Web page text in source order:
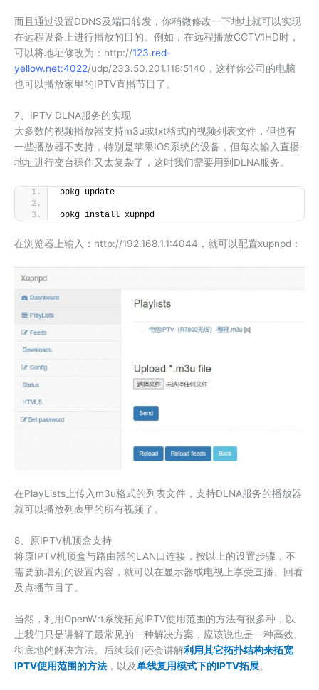
而且通过设置DDNS及端口转发，你稍微修改一下地址就可以实现
在远程设备上进行播放的目的。例如，在远程播放CCTV1HD时，
可以将地址修改为：http://123.red-
yellow.net:4022/udp/233.50.201.118:5140，这样你公司的电脑
也可以播放家里的IPTV直播节目了。
7、IPTV DLNA服务的实现
大多数的视频播放器支持m3u或txt格式的视频列表文件，但也有
一些播放器不支持，特别是苹果IOS系统的设备，但每次输入直播
地址进行变台操作又太复杂了，这时我们需要用到DLNA服务。
opkg update
opkg install xupnpd
在浏览器上输入：http://192.168.1.1:4044，就可以配置xupnpd：
在PlayLists上传入m3u格式的列表文件，支持DLNA服务的播放器
就可以播放列表里的所有视频了。
8、原IPTV机顶盒支持
将原IPTV机顶盒与路由器的LAN口连接，按以上的设置步骤，不
需要新增别的设置内容，就可以在显示器或电视上享受直播、回看
及点播节目了。
当然，利用OpenWrt系统拓宽IPTV使用范围的方法有很多种，以
上我们只是讲解了最常见的一种解决方案，应该说也是一种高效、
彻底地的解决方法。后续我们还会讲解利用其它拓扑结构来拓宽
IPTV使用范围的方法 ，以及单线复用模式下的IPTV拓展。